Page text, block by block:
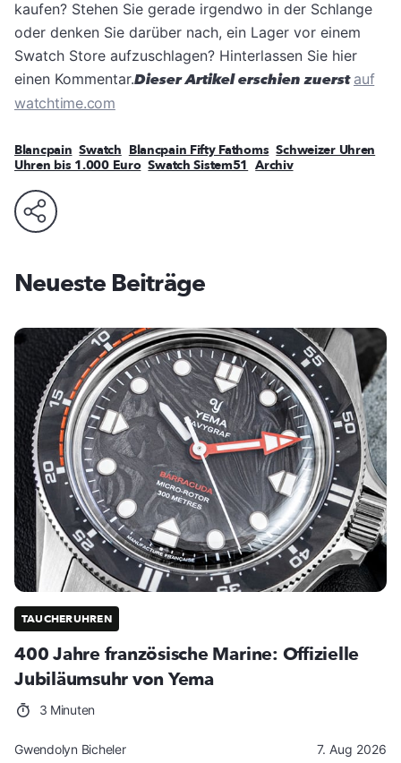
kaufen? Stehen Sie gerade irgendwo in der Schlange
oder denken Sie darüber nach, ein Lager vor einem
Swatch Store aufzuschlagen? Hinterlassen Sie hier
einen Kommentar.Dieser Artikel erschien zuerst auf
watchtime.com
Blancpain Swatch Blancpain Fifty Fathoms Schweizer Uhren
Uhren bis 1.000 Euro Swatch Sistem51 Archiv
Neueste Beiträge
TAUCHERUHREN
400 Jahre französische Marine: Offizielle
Jubiläumsuhr von Yema
3 Minuten
Gwendolyn Bicheler 7. Aug 2026